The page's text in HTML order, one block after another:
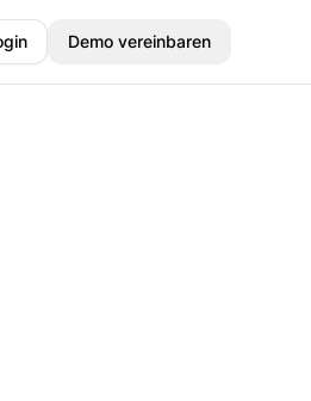
Demo vereinbaren